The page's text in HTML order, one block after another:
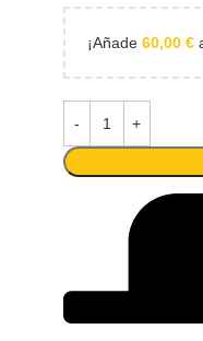
¡Añade 60,00 €